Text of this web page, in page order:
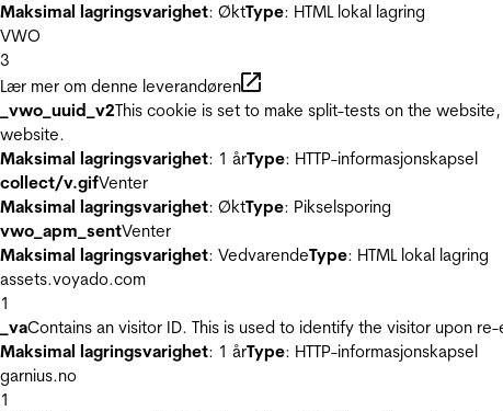
Maksimal lagringsvarighet: ØktType: HTML lokal lagring
VWO
3
Lær mer om denne leverandøren
_vwo_uuid_v2This cookie is set to make split-tests on the
website.
Maksimal lagringsvarighet: 1 årType: HTTP-informasjonskapsel
collect/v.gifVenter
Maksimal lagringsvarighet: ØktType: Pikselsporing
vwo_apm_sentVenter
Maksimal lagringsvarighet: VedvarendeType: HTML lokal lagring
assets.voyado.com
1
_vaContains an visitor ID. This is used to identify the visitor upon
Maksimal lagringsvarighet: 1 årType: HTTP-informasjonskapsel
garnius.no
1